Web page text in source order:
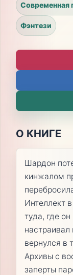
Современная
Фэнтези
О КНИГЕ
Шардон
кинжалом
Интеллект
туда, где
настраивал
вернулся в
Архивы с
заперты